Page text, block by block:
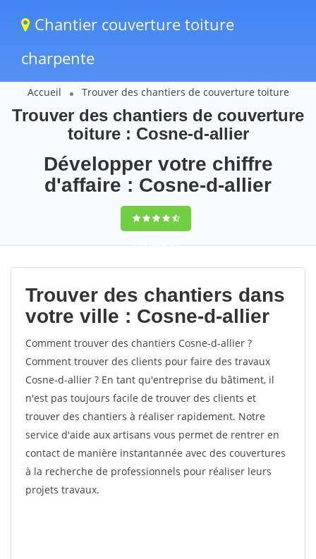
Chantier couverture toiture
charpente
Accueil Trouver des chantiers de couverture toiture
Trouver des chantiers de couverture
toiture : Cosne-d-allier
Développer votre chiffre
d'affaire : Cosne-d-allier
9,5(100%)67
votes
Trouver des chantiers dans
votre ville : Cosne-d-allier
Comment trouver des chantiers Cosne-d-allier ?
Comment trouver des clients pour faire des travaux
Cosne-d-allier ? En tant qu'entreprise du bâtiment, il
n'est pas toujours facile de trouver des clients et
trouver des chantiers à réaliser rapidement. Notre
service d'aide aux artisans vous permet de rentrer en
contact de manière instantannée avec des couvertures
à la recherche de professionnels pour réaliser leurs
projets travaux.